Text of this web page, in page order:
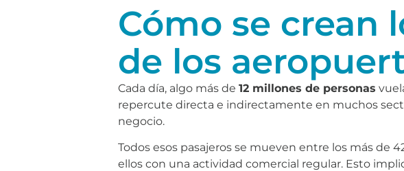
Cómo se crean
de los
Cada día, algo más de 12 millones de personas
repercute directa e indirectamente en muchos
negocio.
Todos esos pasajeros se mueven entre los más de
ellos con una actividad comercial regular. Esto